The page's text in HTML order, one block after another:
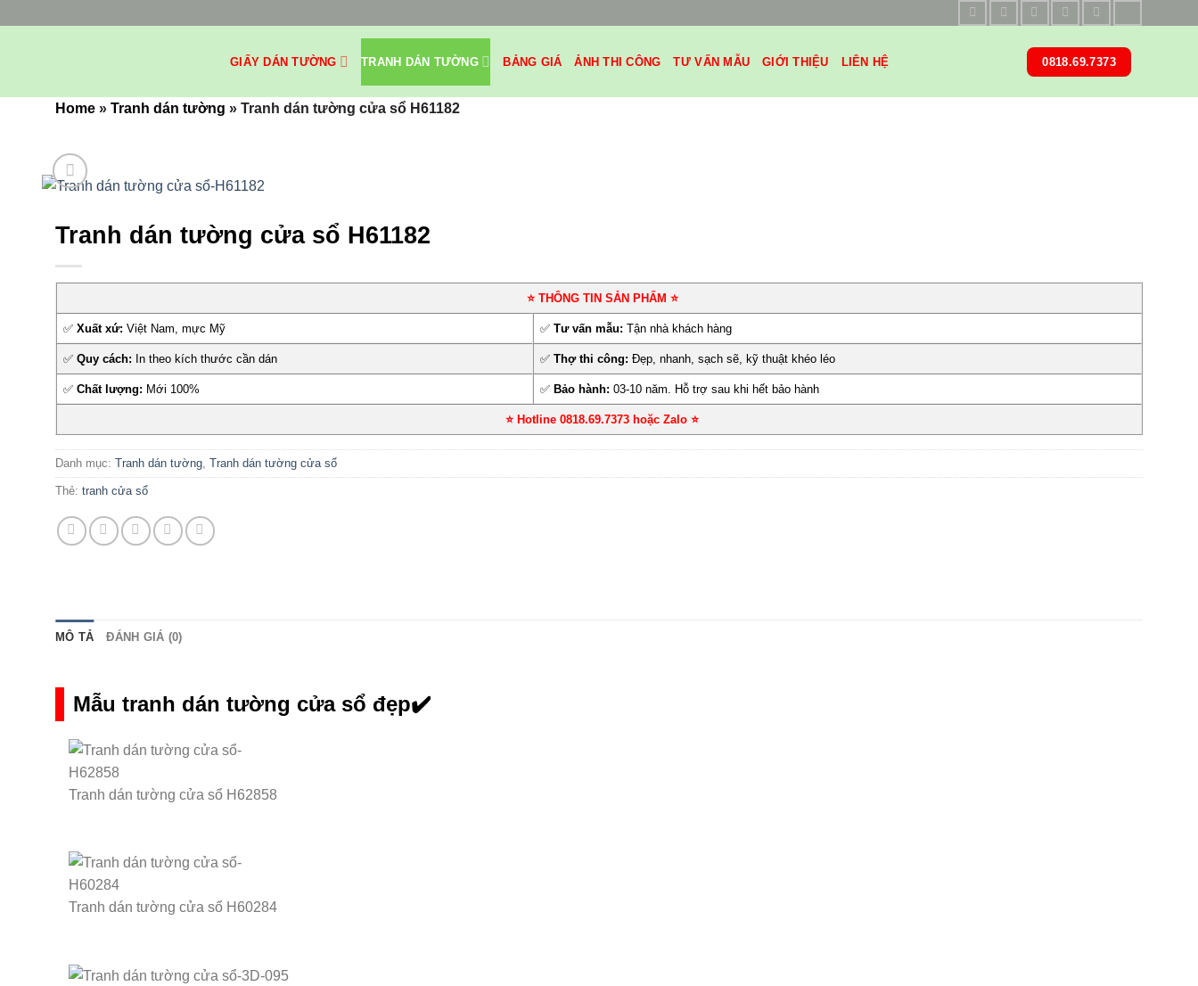
GIẤY DÁN TƯỜNG TRANH DÁN TƯỜNG BẢNG GIÁ ẢNH THI CÔNG TƯ VẤN MẪU GIỚI THIỆU LIÊN HỆ 0818.69.7373
Home » Tranh dán tường » Tranh dán tường cửa sổ H61182
Tranh dán tường cửa sổ H61182
⭐ THÔNG TIN SẢN PHẨM ⭐
✅Xuất xứ: Việt Nam, mực Mỹ ✅Tư vấn mẫu: Tận nhà khách hàng
✅Quy cách: In theo kích thước cần dán ✅Thợ thi công: Đẹp, nhanh, sạch sẽ, kỹ thuật khéo léo
✅Chất lượng: Mới 100% ✅ Bảo hành: 03-10 năm. Hỗ trợ sau khi hết bảo hành
⭐ Hotline 0818.69.7373 hoặc Zalo ⭐
Danh mục: Tranh dán tường, Tranh dán tường cửa sổ
Thẻ: tranh cửa sổ
MÔ TẢ ĐÁNH GIÁ (0)
Mẫu tranh dán tường cửa sổ đẹp✔️
Tranh dán tường cửa sổ H62858
Tranh dán tường cửa sổ H60284